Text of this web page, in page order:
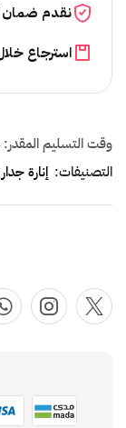
نقدم ضمان
استرجاع خلال 15
وقت التسليم المقدر:
التصنيفات: إنارة